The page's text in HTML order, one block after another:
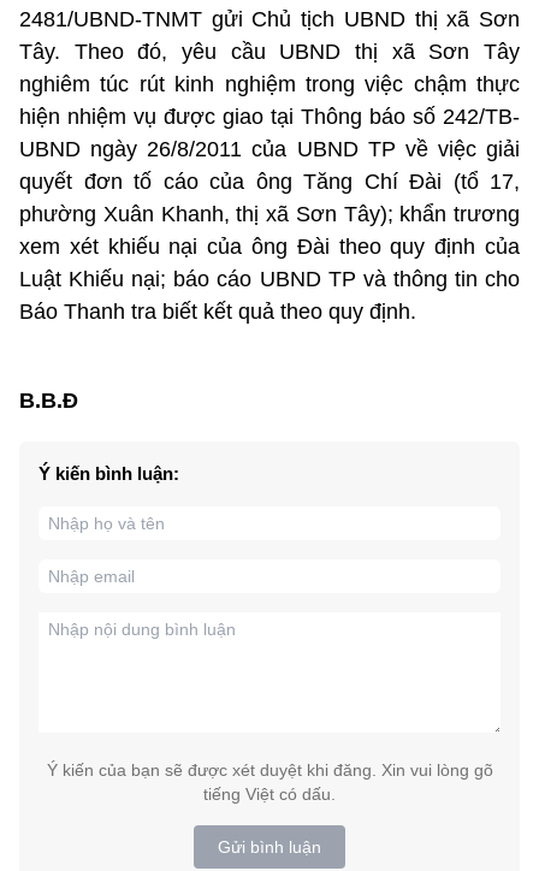
2481/UBND-TNMT gửi Chủ tịch UBND thị xã Sơn
Tây. Theo đó, yêu cầu UBND thị xã Sơn Tây
nghiêm túc rút kinh nghiệm trong việc chậm thực
hiện nhiệm vụ được giao tại Thông báo số 242/TB-
UBND ngày 26/8/2011 của UBND TP về việc giải
quyết đơn tố cáo của ông Tăng Chí Đài (tổ 17,
phường Xuân Khanh, thị xã Sơn Tây); khẩn trương
xem xét khiếu nại của ông Đài theo quy định của
Luật Khiếu nại; báo cáo UBND TP và thông tin cho
Báo Thanh tra biết kết quả theo quy định.
B.B.Đ
Ý kiến bình luận:
Ý kiến của bạn sẽ được xét duyệt khi đăng. Xin vui lòng gõ
tiếng Việt có dấu.
Gửi bình luận